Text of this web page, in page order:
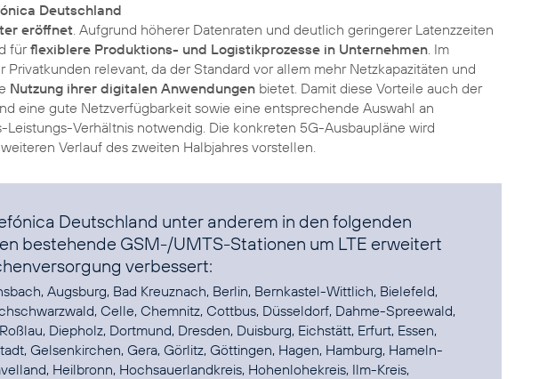
Deutschland
eröffnet. Aufgrund höherer Datenraten und deutlich geringerer Latenzzeiten
fürflexiblere Produktions- und Logistikprozesse in Unternehmen. Im
relevant, da der Standard vor allem mehr Netzkapazitäten und
Nutzung ihrer digitalen Anwendungen bietet. Damit diese Vorteile auch der
eine gute Netzverfügbarkeit sowie eine entsprechende Auswahl an
Leistungs-Verhältnis notwendig. Die konkreten 5G-Ausbaupläne wird
Verlauf des zweiten Halbjahres vorstellen.
Deutschland unter anderem in den folgenden
bestehende GSM-/UMTS-Stationen um LTE erweitert
verbessert:
Augsburg, Bad Kreuznach, Berlin, Bernkastel-Wittlich, Bielefeld,
Celle, Chemnitz, Cottbus, Düsseldorf, Dahme-Spreewald,
Diepholz, Dortmund, Dresden, Duisburg, Eichstätt, Erfurt, Essen,
Gelsenkirchen, Gera, Görlitz, Göttingen, Hagen, Hamburg, Hameln-
Heilbronn, Hochsauerlandkreis, Hohenlohekreis, Ilm-Kreis,